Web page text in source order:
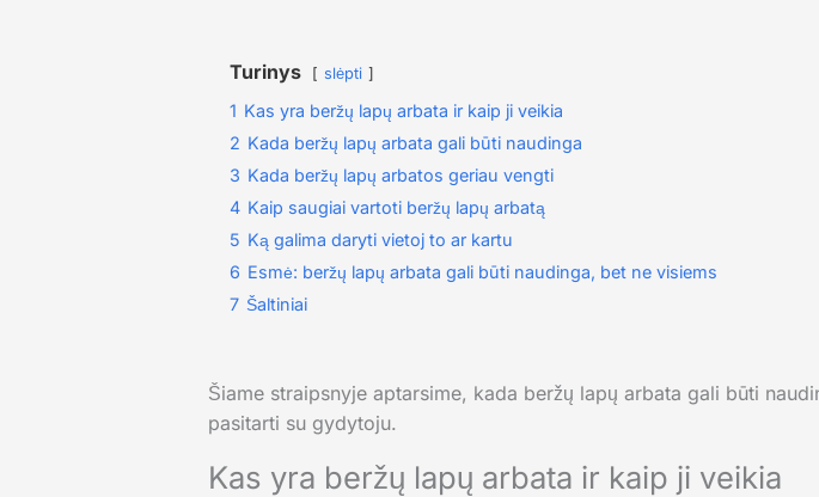
Turinys slėpti
1 Kas yra beržų lapų arbata ir kaip ji veikia
2 Kada beržų lapų arbata gali būti naudinga
3 Kada beržų lapų arbatos geriau vengti
4 Kaip saugiai vartoti beržų lapų arbatą
5 Ką galima daryti vietoj to ar kartu
6 Esmė: beržų lapų arbata gali būti naudinga, bet ne visiems
7 Šaltiniai
Šiame straipsnyje aptarsime, kada beržų lapų arbata gali būti
pasitarti su gydytoju.
Kas yra beržų lapų arbata ir kaip ji veikia